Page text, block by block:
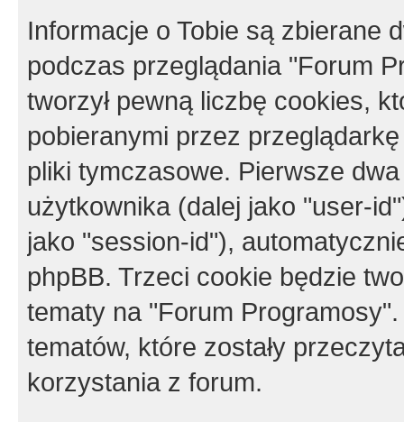
Informacje o Tobie są zbierane
podczas przeglądania "Forum
tworzył pewną liczbę cookies,
pobieranymi przez
pliki tymczasowe. Pierwsze
użytkownika (dalej jako "user-
jako "session-id"),
phpBB. Trzeci cookie będzie
tematy na "Forum
tematów, które zostały
korzystania z forum.